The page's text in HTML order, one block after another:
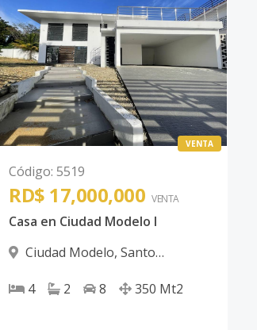
VENTA
Código: 5519
RD$ 17,000,000 VENTA
Casa en Ciudad Modelo I
Ciudad Modelo, Santo
4
2 8 350 Mt2